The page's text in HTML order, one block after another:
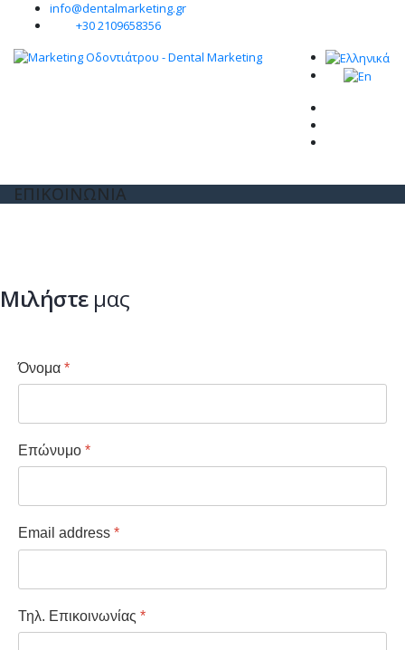
info@dentalmarketing.gr
+30 2109658356
ΕΠΙΚΟΙΝΩΝΙΑ
Μιλήστε μας
Όνομα *
Επώνυμο *
Email address *
Τηλ. Επικοινωνίας *